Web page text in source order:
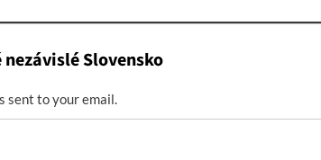
Slovensko
sent to your email.